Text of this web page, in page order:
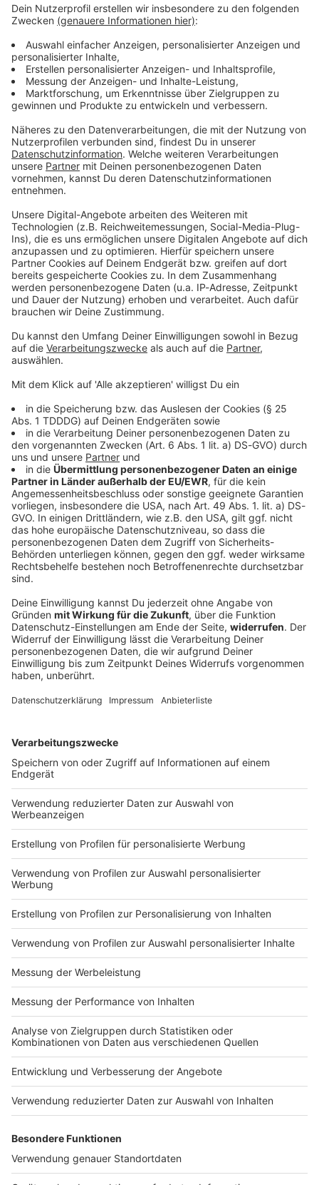
ANTENNE BAYERN Newsletter. Ob Nachrichten,
Lifestyle oder unsere neuesten Aktionen - wir
informieren dich.
Zum Newsletter anmelden
Du möchtest uns etwas sagen?
Studio Hotline
Kontaktformular
Sprachnachricht
© dpa-infocom, dpa:251201-930-364173/1
Bayern
25-Jähriger streamt Reanimation auf Social
Media
Mit einem Atemalkohol von mehr als 3,5 Promille
stürzt ein Mann in Würzburg von der Brücke – die
Der Betrunkene bekommt einen Krampfanfall.
DEINE GEMERKTEN ARTIKEL
Du hast dir noch keine Artikel gemerkt
Markiere sie hierfür mit einem
Impressum
Nutzungsbedingungen
Jobs
Presse
Werben
Archiv
ANTENNE BAYERN GROUP
Kontakt
Studio-Hotline
Verkehrs-Hotline
Newsletter